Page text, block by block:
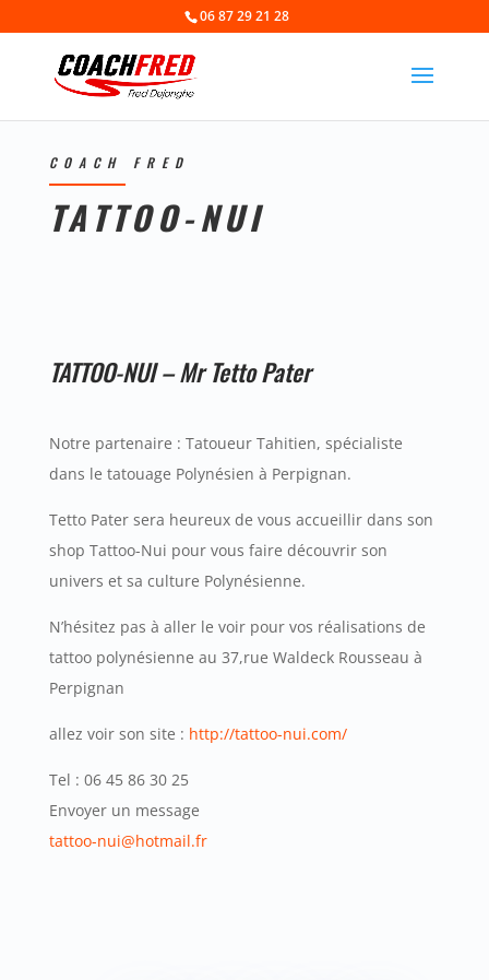
06 87 29 21 28
COACH FRED
TATTOO-NUI
TATTOO-NUI– Mr Tetto Pater
Notre partenaire : Tatoueur Tahitien, spécialiste
dans le tatouage Polynésien à Perpignan.
Tetto Pater sera heureux de vous accueillir dans son
shop Tattoo-Nui pour vous faire découvrir son
univers et sa culture Polynésienne.
N’hésitez pas à aller le voir pour vos réalisations de
tattoo polynésienne au 37,rue Waldeck Rousseau à
Perpignan
allez voir son site : http://tattoo-nui.com/
Tel : 06 45 86 30 25
Envoyer un message
tattoo-nui@hotmail.fr